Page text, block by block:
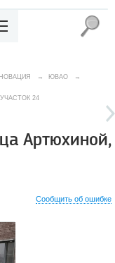
→ ЮВАО
→
24
Артюхиной,
Сообщить об ошибке